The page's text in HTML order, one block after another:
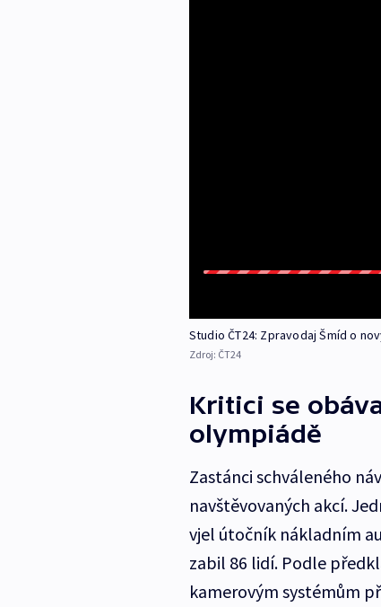
Studio ČT24: Zpravodaj Šmíd o
Zdroj: ČT24
Kritici se
olympiádě
Zastánci schváleného
navštěvovaných akcí.
vjel útočník nákladním
zabil 86 lidí. Podle
kamerovým systémům